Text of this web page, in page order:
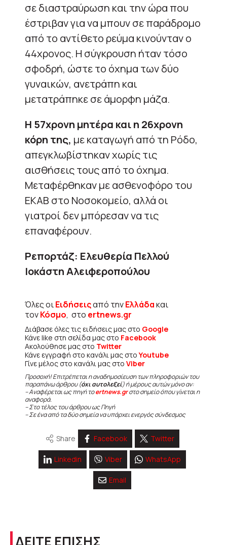
σε διαστραύρωση και την ώρα που
έστριβαν για να μπουν σε παράδρομο
από το αντίθετο ρεύμα κινούνταν ο
44χρονος. Η σύγκρουση ήταν τόσο
σφοδρή, ώστε το όχημα των δύο
γυναικών, ανετράπη και
μετατράπηκε σε άμορφη μάζα.
Η 57χρονη μητέρα και η 26χρονη
κόρη της, με καταγωγή από τη Ρόδο,
απεγκλωβίστηκαν χωρίς τις
αισθήσεις τους από το όχημα.
Μεταφέρθηκαν με ασθενοφόρο του
ΕΚΑΒ στο Νοσοκομείο, αλλά οι
γιατροί δεν μπόρεσαν να τις
επαναφέρουν.
Ρεπορτάζ: Ελευθερία Πελλού
Ιοκάστη Αλειφεροπούλου
Όλες οιΕιδήσειςαπό τηνΕλλάδακαι
τονΚόσμο, στο ertnews.gr
Διάβασε όλες τις ειδήσεις μας στο Google
Κάνε like στη σελίδα μας στο Facebook
Ακολούθησε μας στο Twitter
Κάνε εγγραφή στο κανάλι μας στοYoutube
Γίνε μέλος στο κανάλι μας στο Viber
Προσοχή! Επιτρέπεται η αναδημοσίευση των πληροφοριών του
παραπάνω άρθρου (όχι αυτολεξεί) ή μέρους αυτών μόνο αν:
– Αναφέρεται ως πηγή τοertnews.grστο σημείο όπου γίνεται η
αναφορά.
– Στο τέλος του άρθρου ως Πηγή
– Σε ένα από τα δύο σημεία να υπάρχει ενεργός σύνδεσμος
Share Facebook Twitter
Linkedin Viber WhatsApp
Email
ΔΕΙΤΕ ΕΠΙΣΗΣ